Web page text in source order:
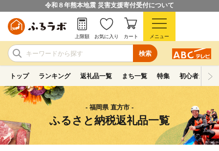
令和８年熊本地震 災害支援寄付受付について
検索
上限額 お気に入り カート メニュー
トップ ランキング 返礼品一覧 まち一覧 特集 初心者ガイド
- 福岡県 直方市 -
ふるさと納税返礼品一覧